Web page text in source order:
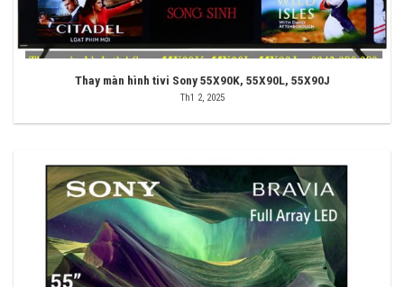
Thay màn hình tivi Sony 55X90K, 55X90L, 55X90J
Th1 2, 2025